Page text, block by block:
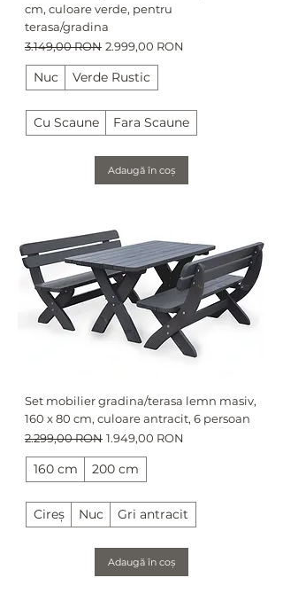
cm, culoare verde, pentru
terasa/gradina
Preț normal
3.149,00 RON Preț redus
2.999,00 RON
Nuc Verde Rustic
Cu Scaune Fara Scaune
Adaugă în coș
Set mobilier gradina/terasa lemn masiv,
160 x 80 cm, culoare antracit, 6 persoan
Preț normal
2.299,00 RON Preț redus
1.949,00 RON
160 cm 200 cm
Cireș Nuc Gri antracit
Adaugă în coș